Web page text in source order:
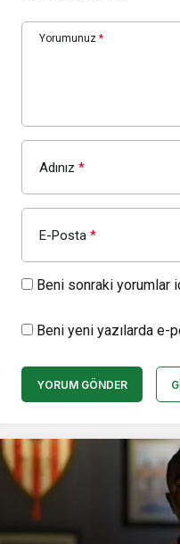
Yorumunuz *
Adınız *
E-Posta *
Beni sonraki yorumlar
Beni yeni yazılarda e-
YORUM GÖNDER